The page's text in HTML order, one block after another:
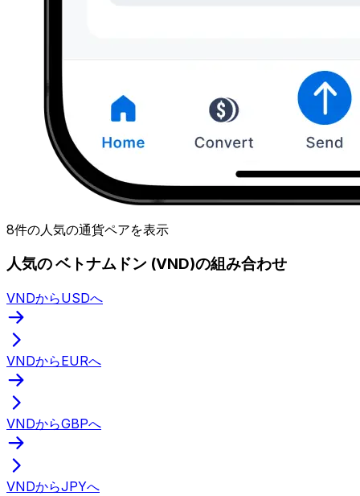
8件の人気の通貨ペアを表示
人気の ベトナムドン (VND)の組み合わせ
VNDからUSDへ
VNDからEURへ
VNDからGBPへ
VNDからJPYへ